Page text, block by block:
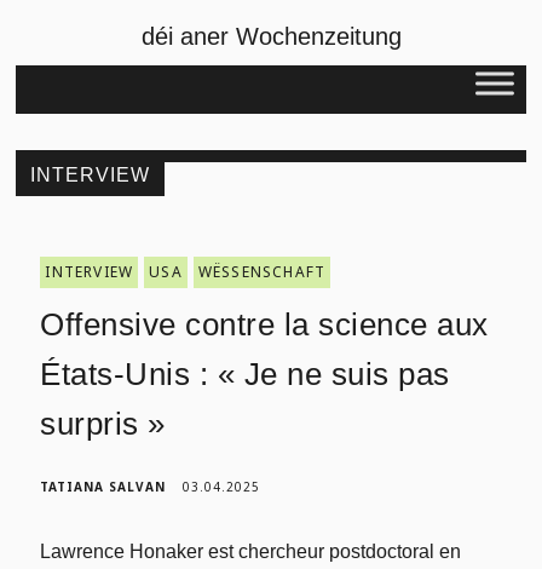
déi aner Wochenzeitung
INTERVIEW
INTERVIEW USA WËSSENSCHAFT
Offensive contre la science aux
États-Unis : « Je ne suis pas
surpris »
TATIANA SALVAN 03.04.2025
Lawrence Honaker est chercheur postdoctoral en